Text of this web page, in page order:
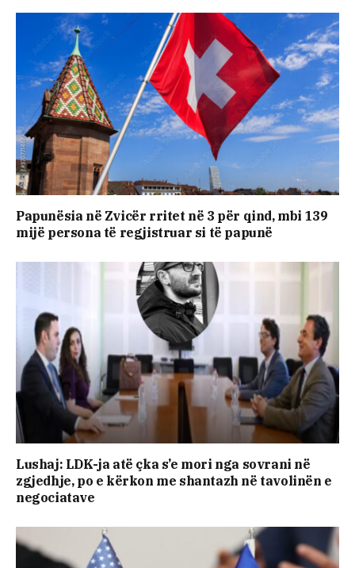
Papunësia në Zvicër rritet në 3 për qind, mbi 139
mijë persona të regjistruar si të papunë
Lushaj: LDK-ja atë çka s’e mori nga sovrani në
zgjedhje, po e kërkon me shantazh në tavolinën e
negociatave